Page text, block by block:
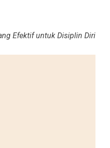
Efektif untuk Disiplin Diri